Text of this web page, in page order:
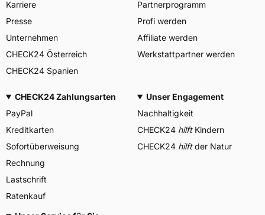
Karriere
Presse
Unternehmen
CHECK24 Österreich
CHECK24 Spanien
Partnerprogramm
Profi werden
Affiliate werden
Werkstattpartner werden
CHECK24 Zahlungsarten
PayPal
Kreditkarten
Sofortüberweisung
Rechnung
Lastschrift
Ratenkauf
Unser Engagement
Nachhaltigkeit
CHECK24 hilftKindern
CHECK24 hilftder Natur